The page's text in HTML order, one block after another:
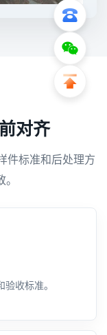
对齐
件标准和后处理方
收标准。